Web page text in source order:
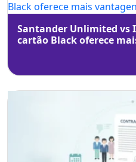
Santander Unlimited vs
cartão Black oferece